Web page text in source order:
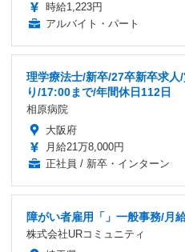
時給1,223円
アルバイト・パート
理学療法士/新卒/27卒新卒求
り/17:00まで/年間休日112日
相原病院
大阪府
月給21万8,000円
正社員 / 新卒・インターン
障がい者雇用「」一般事務/月
株式会社URコミュニティ